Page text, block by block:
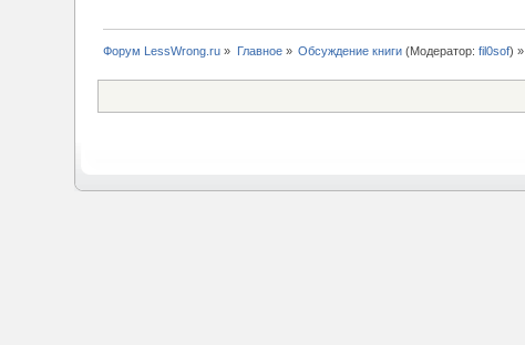
Форум LessWrong.ru » Главное» Обсуждение книги (Модератор:fil0sof) »